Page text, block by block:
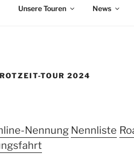
Unsere Touren News
TOUR 2024
Nennung Nennliste